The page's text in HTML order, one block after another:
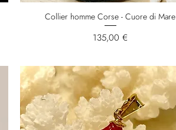
Collier homme Corse - Cuore di Mare
Prix
135,00 €